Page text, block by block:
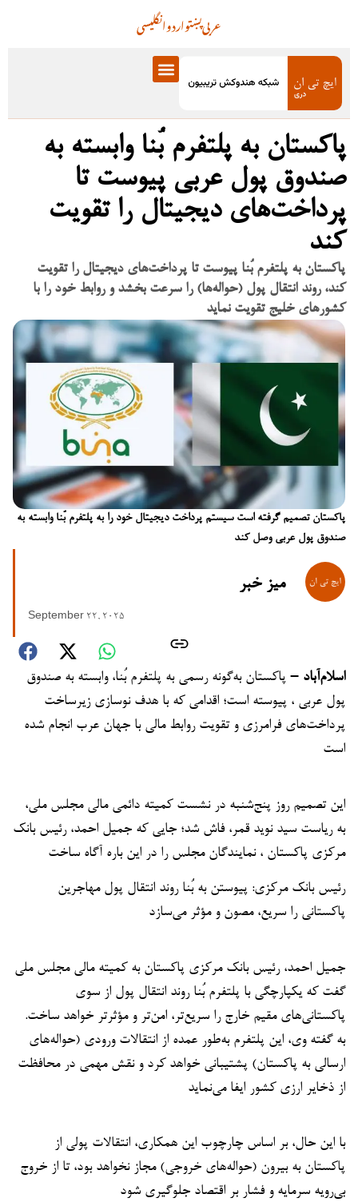
انگلیسیاردوپښتوعربی
پاکستان به پلتفرم بُنا وابسته به
صندوق پول عربی پیوست تا
پرداخت‌های دیجیتال را تقویت
کند
پاکستان به پلتفرم بُنا پیوست تا پرداخت‌های دیجیتال را تقویت
کند، روند انتقال پول (حواله‌ها) را سرعت بخشد و روابط خود را با
کشورهای خلیج تقویت نماید
پاکستان تصمیم گرفته است سیستم پرداخت دیجیتال خود را به پلتفرم بُنا وابسته به
صندوق پول عربی وصل کند
میز خبر
September 22, 2025
اسلام‌آباد – پاکستان به‌گونه رسمی به پلتفرم بُنا، وابسته به صندوق
پول عربی ، پیوسته است؛ اقدامی که با هدف نوسازی زیرساخت
پرداخت‌های فرامرزی و تقویت روابط مالی با جهان عرب انجام شده
است
این تصمیم روز پنج‌شنبه در نشست کمیته دائمی مالی مجلس ملی،
به ریاست سید نوید قمر، فاش شد؛ جایی که جمیل احمد، رئیس بانک
مرکزی پاکستان ، نمایندگان مجلس را در این باره آگاه ساخت
رئیس بانک مرکزی: پیوستن به بُنا روند انتقال پول مهاجرین
پاکستانی را سریع، مصون و مؤثر می‌سازد
جمیل احمد، رئیس بانک مرکزی پاکستان به کمیته مالی مجلس ملی
گفت که یکپارچگی با پلتفرم بُنا روند انتقال پول از سوی
پاکستانی‌های مقیم خارج را سریع‌تر، امن‌تر و مؤثرتر خواهد ساخت.
به گفته وی، این پلتفرم به‌طور عمده از انتقالات ورودی (حواله‌های
ارسالی به پاکستان) پشتیبانی خواهد کرد و نقش مهمی در محافظت
از ذخایر ارزی کشور ایفا می‌نماید
با این حال، بر اساس چارچوب این همکاری، انتقالات پولی از
پاکستان به بیرون (حواله‌های خروجی) مجاز نخواهد بود، تا از خروج
بی‌رویه سرمایه و فشار بر اقتصاد جلوگیری شود